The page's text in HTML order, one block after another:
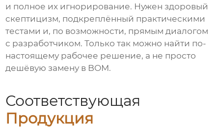
и полное их игнорирование. Нужен здоровый
скептицизм, подкреплённый практическими
тестами и, по возможности, прямым диалогом
с разработчиком. Только так можно найти по-
настоящему рабочее решение, а не просто
дешёвую замену в BOM.
Соответствующая
Продукция